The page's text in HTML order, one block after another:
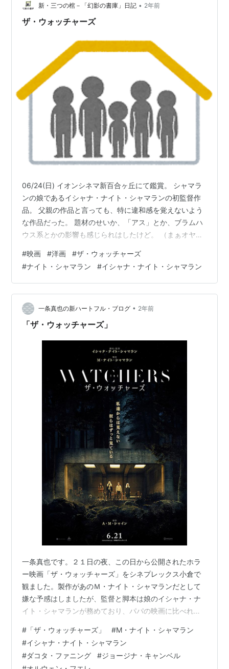
カー 』で描かれたような昼なお暗い森林が豊富にある地
域（失われつつあるのは確…
新・三つの棺－「幻影の書庫」日記 • 2年前
ザ・ウォッチャーズ
06/24(日) イオンシネマ新百合ヶ丘にて鑑賞。 シャマラ
ンの娘であるイシャナ・ナイト・シャマランの初監督作
品。 父親の作品と言っても、特に違和感を覚えないよう
な作品だった。 題材のせいか、「アス」とか、ブラムハ
ウス系とかの影響も感じられはしたけど。 （まぁオヤジ
ハウスみたいだし） 突っ込みどころ満載の脚本もオヤジ
仕込みかな。 あんな場所にあんな建物をどうやって建て
たかとか、インフラ（特に電気）の供給は どうやってた
んだとか（発電機じゃ長期間は持たんよね）とか、言い
出したら切りはあるまい。 まぁでもそれでも、脚本はそ
んなに悪くない。 突っ込み…
#映画 #洋画 #ザ・ウォッチャーズ
#ナイト・シャマラン #イシャナ・ナイト・シャマラン
一条真也の新ハートフル・ブログ • 2年前
「ザ・ウォッチャーズ」
一条真也です。２１日の夜、この日から公開されたホラ
ー映画「ザ・ウォッチャーズ」をシネプレックス小倉で
観ました。製作があのＭ・ナイト・シャマランだとして
嫌な予感はしましたが、監督と脚本は娘のイシャナ・ナ
イト・シャマランが務めており、パパの映画に比べれば
ックス・センス』などのＭ・ナイト・シャマランが製
作、彼の娘であるイシャナ・ナイト・シャマランが監
督・脚本を務めたホラー。地図にない森に迷い込んだア
# 「ザ・ウォッチャーズ」 #M・ナイト・シャマラン
#イシャナ・ナイト・シャマラン
#ダコタ・ファニング #ジョージナ・キャンベル